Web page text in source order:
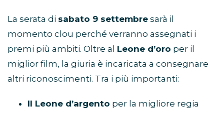
La serata di sabato 9 settembre sarà il
momento clou perché verranno assegnati i
premi più ambiti. Oltre al Leone d’oro per il
miglior film, la giuria è incaricata a consegnare
altri riconoscimenti. Tra i più importanti:
Il Leone d’argento per la migliore regia